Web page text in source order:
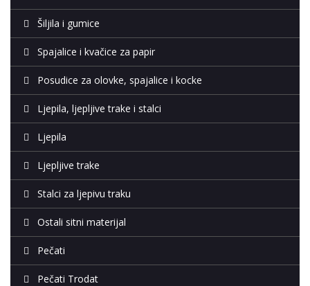
Šiljila i gumice
Spajalice i kvačice za papir
Posudice za olovke, spajalice i kocke
Ljepila, ljepljive trake i stalci
Ljepila
Ljepljive trake
Stalci za ljepivu traku
Ostali sitni materijal
Pečati
Pečati Trodat